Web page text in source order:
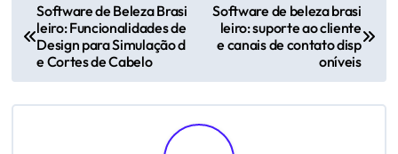
o
s
t
Software de Beleza Brasi
leiro: Funcionalidades de
Design para Simulação d
e Cortes de Cabelo
Software de beleza brasi
leiro: suporte ao cliente
e canais de contato disp
oníveis